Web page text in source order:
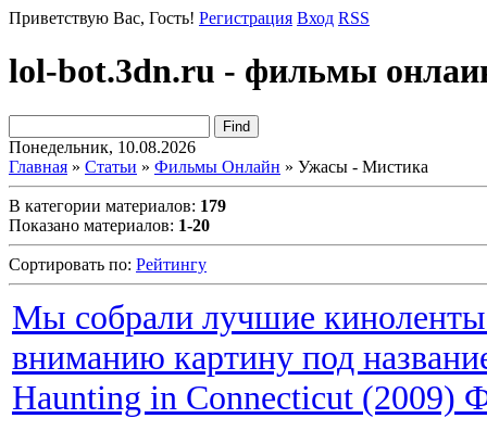
Приветствую Вас, Гость! Регистрация Вход RSS
lol-bot.3dn.ru - фильмы
Понедельник, 10.08.2026
Главная » Статьи » Фильмы Онлайн » Ужасы - Мистика
В категории материалов: 179
Показано материалов: 1-20
Сортировать по: Рейтингу
Мы собрали лучшие киноленты
вниманию картину под
Haunting in Connecticut (2009)